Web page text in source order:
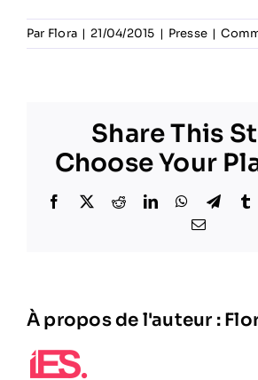
Par Flora | 21/04/2015 | Presse |
Share This
Choose Your
Facebook
X RedditLinkedInWhatsApp
Email
À propos de l'auteur :